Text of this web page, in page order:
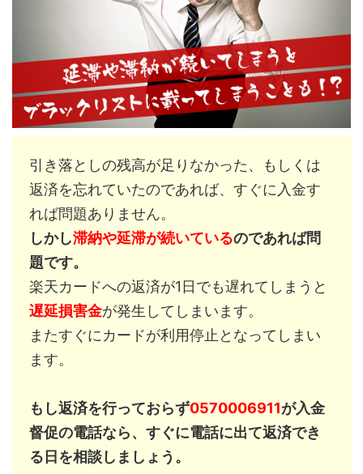
引き落としの残高が足りなかった、もしくは
返済を忘れていたのであれば、すぐに入金す
れば問題ありません。
しかし滞納や延滞が続いているのであれば問
題です。
楽天カードへの返済が1日でも遅れてしまうと
遅延損害金が発生してしまいます。
またすぐにカードが利用停止となってしまい
ます。
もし返済を行っておらず0570006911が入金
督促の電話なら、すぐに電話に出て返済でき
る日を相談しましょう。